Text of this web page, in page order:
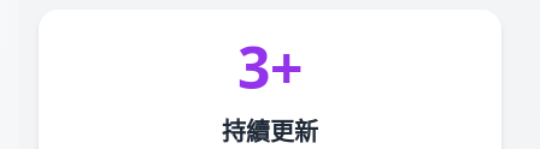
3+
持續更新